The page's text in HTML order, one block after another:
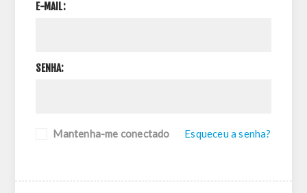
E-MAIL:
SENHA:
Mantenha-me conectado Esqueceu a senha?